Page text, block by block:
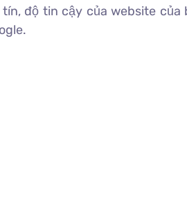
độ tin cậy của website của